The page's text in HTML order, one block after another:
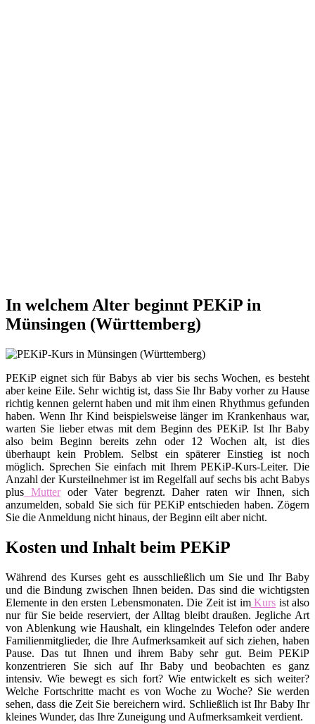
In welchem Alter beginnt PEKiP in
Münsingen (Württemberg)
PEKiP eignet sich für Babys ab vier bis sechs Wochen, es besteht
aber keine Eile. Sehr wichtig ist, dass Sie Ihr Baby vorher zu Hause
richtig kennen gelernt haben und mit ihm einen Rhythmus gefunden
haben. Wenn Ihr Kind beispielsweise länger im Krankenhaus war,
warten Sie lieber etwas mit dem Beginn des PEKiP. Ist Ihr Baby
also beim Beginn bereits zehn oder 12 Wochen alt, ist dies
überhaupt kein Problem. Selbst ein späterer Einstieg ist noch
möglich. Sprechen Sie einfach mit Ihrem PEKiP-Kurs-Leiter. Die
Anzahl der Kursteilnehmer ist im Regelfall auf sechs bis acht Babys
plus Mutteroder Vater begrenzt. Daher raten wir Ihnen, sich
anzumelden, sobald Sie sich für PEKiP entschieden haben. Zögern
Sie die Anmeldung nicht hinaus, der Beginn eilt aber nicht.
Kosten und Inhalt beim PEKiP
Während des Kurses geht es ausschließlich um Sie und Ihr Baby
und die Bindung zwischen Ihnen beiden. Das sind die wichtigsten
Elemente in den ersten Lebensmonaten. Die Zeit ist imKurs ist also
nur für Sie beide reserviert, der Alltag bleibt draußen. Jegliche Art
von Ablenkung wie Haushalt, ein klingelndes Telefon oder andere
Familienmitglieder, die Ihre Aufmerksamkeit auf sich ziehen, haben
Pause. Das tut Ihnen und ihrem Baby sehr gut. Beim PEKiP
konzentrieren Sie sich auf Ihr Baby und beobachten es ganz
intensiv. Wie bewegt es sich fort? Wie entwickelt es sich weiter?
Welche Fortschritte macht es von Woche zu Woche? Sie werden
sehen, dass die Zeit Sie bereichern wird. Schließlich ist Ihr Baby Ihr
kleines Wunder, das Ihre Zuneigung und Aufmerksamkeit verdient.